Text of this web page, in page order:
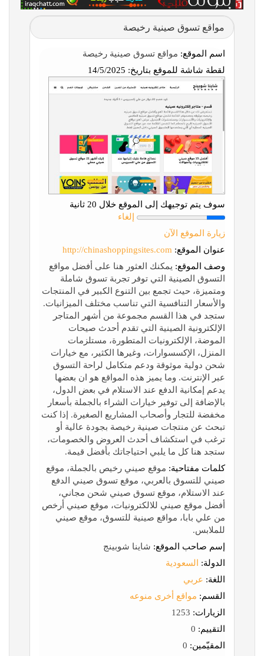
مواقع تسوق صينية رخيصة
اسم الموقع: مواقع تسوق صينية رخيصة
لقطة شاشة للموقع بتاريخ:
سوف يتم توجيهك إلى الموقع خلال 20 ثانية
إلغاء
زيارة الموقع الآن
عنوان الموقع: http://chinashoppingsites.com
وصف الموقع: يمكنك العثور هنا على أفضل مواقع
التسوق الصينية التي توفر تجربة تسوق شاملة
ومتميزة، حيث تجمع بين التنوع الكبير في المنتجات
والأسعار التنافسية التي تناسب مختلف الميزانيات.
ستجد في هذا القسم مجموعة من أشهر المتاجر
الإلكترونية الصينية التي تقدم أحدث صيحات
الموضة، الإلكترونيات المتطورة، مستلزمات
المنزل، الإكسسوارات، وغيرها الكثير، مع خيارات
شحن دولية موثوقة ودعم متكامل لراحة التسوق
عبر الإنترنت. وما يميز هذه المواقع هو ان بعضها
يدعم إمكانية الدفع عند الاستلام في بعض الدول،
بالإضافة إلى توفير خيارات الشراء بالجملة بأسعار
مخفضة للتجار وأصحاب المشاريع الصغيرة. إذا كنت
تبحث عن منتجات صينية رخيصة بجودة عالية أو
ترغب في استكشاف أحدث العروض والخصومات،
ستجد هنا كل ما يلبي احتياجاتك بأفضل قيمة.
كلمات مفتاحية: موقع صيني رخيص بالجملة، موقع
صيني للتسوق بالعربي، موقع تسوق صيني الدفع
عند الاستلام، موقع تسوق صيني شحن مجاني،
أفضل موقع صيني للالكترونيات، موقع صيني أرخص
من علي بابا، مواقع صينية للتسوق، موقع صيني
للملابس.
إسم صاحب الموقع: شاينا شوبينج
الدولة:
السعودية
اللغة: عربي
القسم: مواقع أخرى منوعه
الزيارات:
التقييم:
المقيّمين: